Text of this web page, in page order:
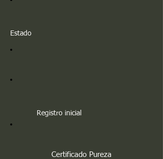
Estado
Registro inicial
Certificado Pureza